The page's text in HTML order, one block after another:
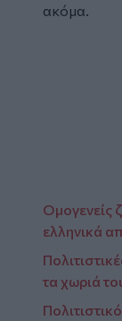
ακόμα.
Ομογενείς
ελληνικά
τα χωριά